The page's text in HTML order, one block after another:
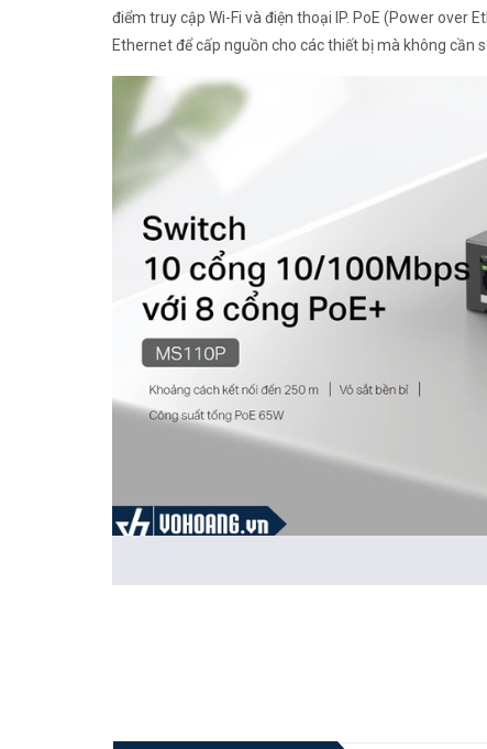
điểm truy cập Wi-Fi và điện thoại IP. PoE (Power over
Ethernet để cấp nguồn cho các thiết bị mà không cần
PoE+ cung cấp nguồn điện lên đến 30W, gấp đôi so